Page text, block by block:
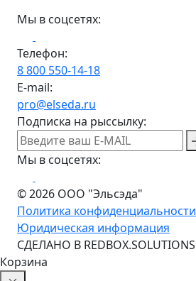
Мы в соцсетях:
Телефон:
8 800 550-14-18
E-mail:
pro@elseda.ru
Подписка на рыссылку:
Мы в соцсетях:
© 2026 ООО "Эльсэда"
Политика конфиденциальности
Юридическая информация
CДЕЛАНО В REDBOX.SOLUTIONS
Корзина